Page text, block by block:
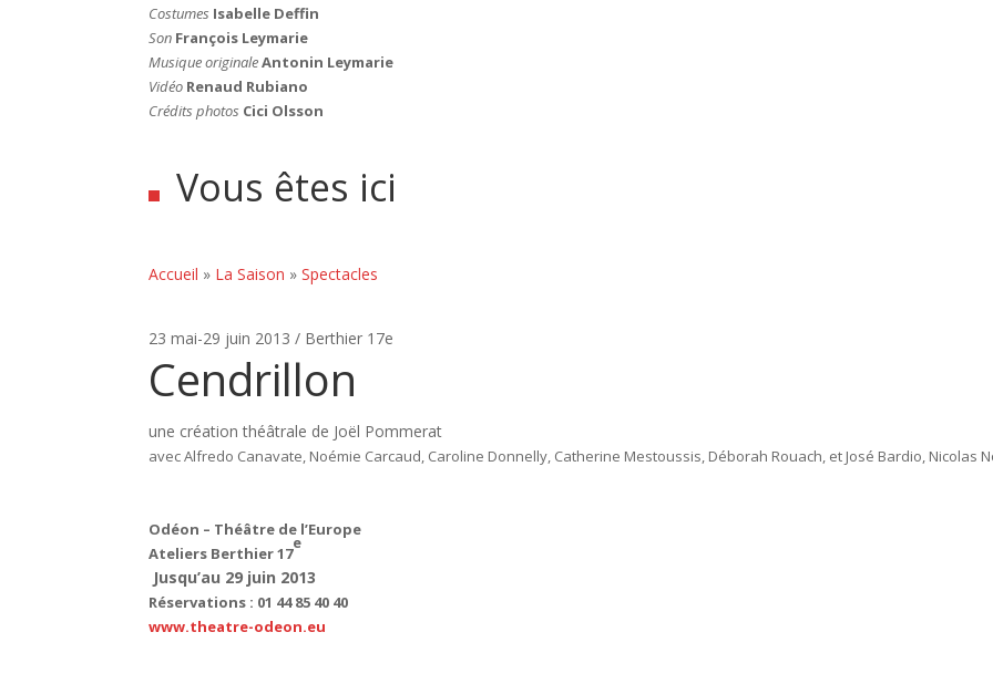
Costumes Isabelle Deffin
Son François Leymarie
Musique originaleAntonin Leymarie
Vidéo Renaud Rubiano
Crédits photos Cici Olsson
Vous êtes ici
Accueil » La Saison »Spectacles
23 mai-29 juin 2013 / Berthier 17e
Cendrillon
une création théâtrale de Joël Pommerat
avec Alfredo Canavate, Noémie Carcaud, Caroline Donnelly, Catherine Mestoussis, Déborah Rouach, et José Bardio, Nicolas
Odéon – Théâtre de l’Europe
Ateliers Berthier 17
e
Jusqu’au 29 juin 2013
Réservations : 01 44 85 40 40
www.theatre-odeon.eu